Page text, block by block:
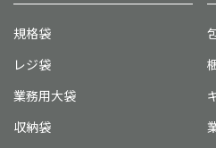
規格袋
レジ袋
業務用大袋
収納袋